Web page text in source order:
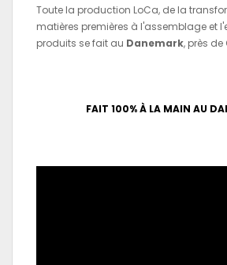
Toute la production LoCa, de la
matières premières à l'assemblage et
produits se fait au Danemark, près
FAIT 100% À LA MAIN AU